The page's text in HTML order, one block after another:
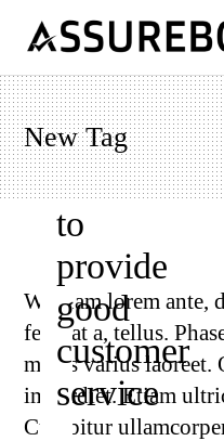
New Tag
How
to
provide
good
customer
service
Wiquam lorem ante,
feugiat a, tellus.
metus varius laoreet.
imperdiet. Etiam
Curabitur